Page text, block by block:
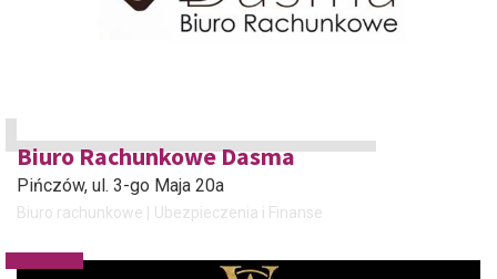
Biuro Rachunkowe Dasma
Pińczów, ul. 3-go Maja 20a
Biuro rachunkowe Ubezpieczenia i Finanse